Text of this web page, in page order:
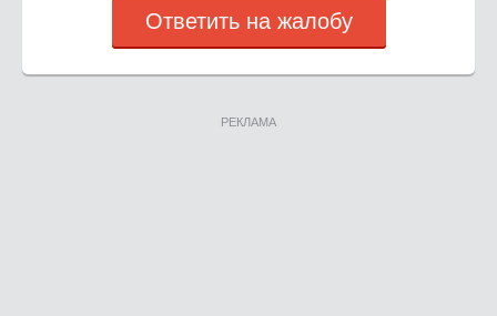
Ответить на жалобу
РЕКЛАМА